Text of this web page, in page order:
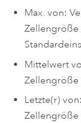
Max. von:
Zellengröße
Mittelwert
Zellengröße
Letzte(r)
Zellengröße